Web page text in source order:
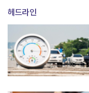
헤드라인